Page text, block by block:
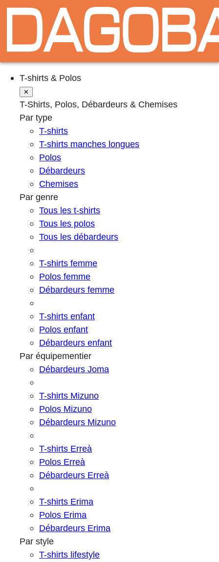
T-shirts & Polos
✕
T-Shirts, Polos, Débardeurs & Chemises
Par type
T-shirts
T-shirts manches longues
Polos
Débardeurs
Chemises
Par genre
Tous les t-shirts
Tous les polos
Tous les débardeurs
T-shirts femme
Polos femme
Débardeurs femme
T-shirts enfant
Polos enfant
Débardeurs enfant
Par équipementier
Débardeurs Joma
T-shirts Mizuno
Polos Mizuno
Débardeurs Mizuno
T-shirts Erreà
Polos Erreà
Débardeurs Erreà
T-shirts Erima
Polos Erima
Débardeurs Erima
Par style
T-shirts lifestyle